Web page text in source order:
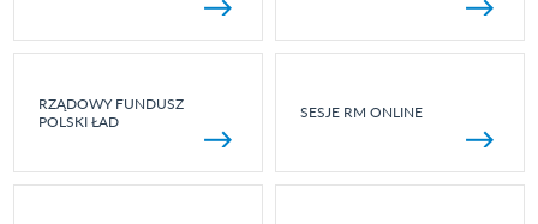
RZĄDOWY FUNDUSZ
POLSKI ŁAD
SESJE RM ONLINE